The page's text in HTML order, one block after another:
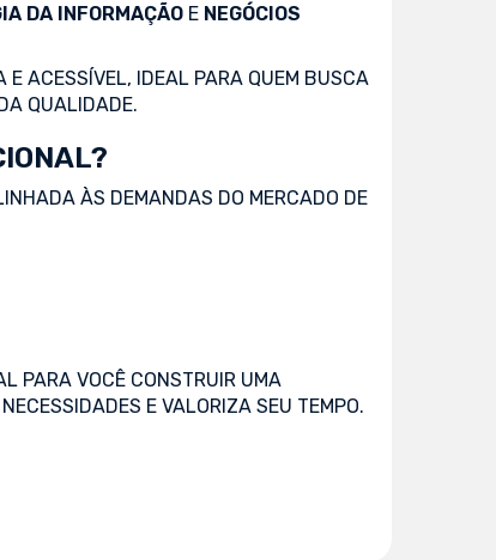
DA INFORMAÇÃO E NEGÓCIOS
E ACESSÍVEL, IDEAL PARA QUEM BUSCA
QUALIDADE.
ÀS DEMANDAS DO MERCADO DE
PARA VOCÊ CONSTRUIR UMA
E VALORIZA SEU TEMPO.